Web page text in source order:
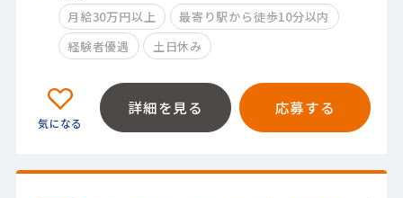
月給30万円以上
最寄り駅から徒歩10分以内
経験者優遇
土日休み
詳細を見る 応募する